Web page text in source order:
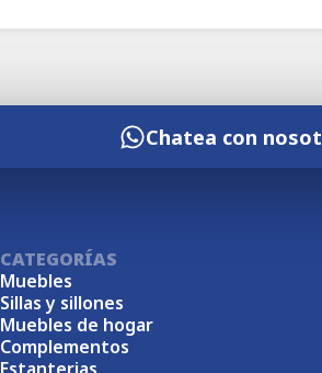
Chatea con
CATEGORÍAS
Muebles
Sillas y sillones
Muebles de hogar
Complementos